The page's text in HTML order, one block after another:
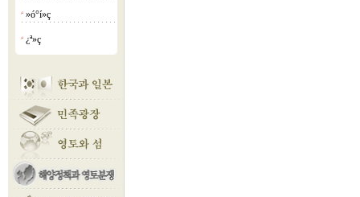
¡á »ó°í»ç
¡á ¿ª»ç